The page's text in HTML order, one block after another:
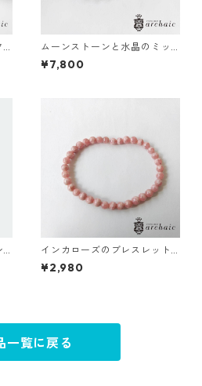
ムーンストーンと水晶のミッ
クスブレスレット（6mm）
¥7,800
インカローズのブレスレット
（5mm）
¥2,980
一覧に戻る